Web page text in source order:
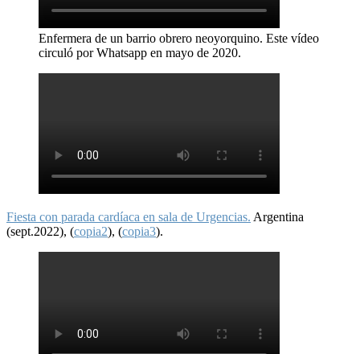
Enfermera de un barrio obrero neoyorquino. Este vídeo
circuló por Whatsapp en mayo de 2020.
Fiesta con parada cardíaca en sala de Urgencias. Argentina
(sept.2022), (copia2), (copia3).